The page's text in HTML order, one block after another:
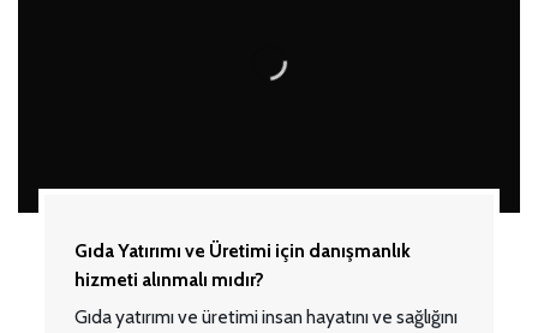
Gıda Yatırımı ve Üretimi için danışmanlık
hizmeti alınmalı mıdır?
Gıda yatırımı ve üretimi insan hayatını ve sağlığını